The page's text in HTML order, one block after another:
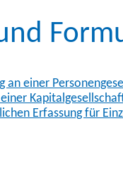
an einer
Erfassung für